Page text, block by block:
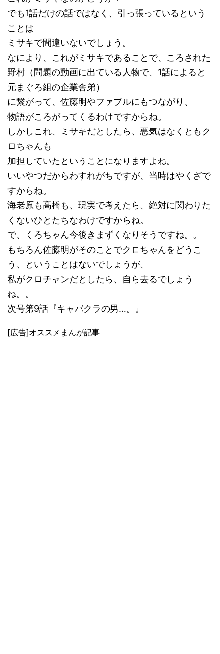
でも1話だけの話ではなく、引っ張っているという
ことは
ミサキで間違いないでしょう。
なにより、これがミサキであることで、ころされた
野村（問題の動画に出ている人物で、1話によると
元まぐろ組の企業舎弟）
に繋がって、佐藤明やファブルにもつながり、
物語がころがってくるわけですからね。
しかしこれ、ミサキだとしたら、悪気はなくともク
ロちゃんも
加担していたということになりますよね。
いいやつだからわすれがちですが、当時はやくざで
すからね。
海老原も高橋も、現実で考えたら、絶対に関わりた
くないひとたちなわけですからね。
で、くろちゃん今後きまずくなりそうですね。。
もちろん佐藤明がそのことでクロちゃんをどうこ
う、ということはないでしょうが、
私がクロチャンだとしたら、自ら去るでしょう
ね。。
次号第9話『キャバクラの男…。』
[広告]オススメまんが記事